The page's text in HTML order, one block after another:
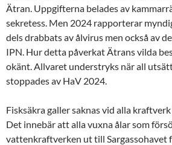
Ätran. Uppgifterna belades av
sekretess. Men 2024 rapporterar
dels drabbats av ålvirus men också av
IPN. Hur detta påverkat Ätrans vilda
okänt. Allvaret understryks när all
stoppades av HaV 2024.
Fisksäkra galler saknas vid alla
Det innebär att alla vuxna ålar som
vattenkraftverken ut till Sargassohavet